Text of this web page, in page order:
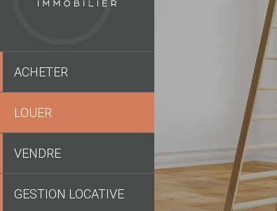
ACHETER
LOUER
VENDRE
GESTION LOCATIVE